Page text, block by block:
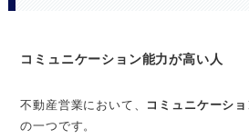
コミュニケーション能力が高い人
不動産営業において、 コミュニケーシ
の一つです。